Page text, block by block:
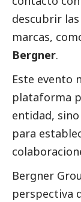
descubrir
marcas,
Bergner.
Este evento
plataforma
entidad,
para
Bergner
perspectiva